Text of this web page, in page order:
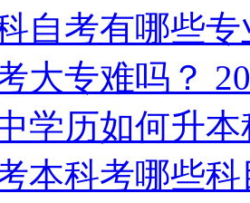
自考有哪些专
大专难吗？
学历如何升
本科考哪些科